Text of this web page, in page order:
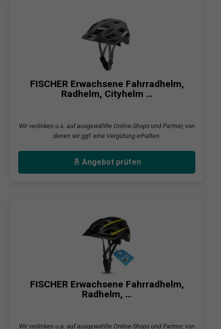
FISCHER Erwachsene Fahrradhelm,
Radhelm, Cityhelm …
Wir verlinken u.a. auf ausgewählte Online-Shops und Partner, von
denen wir ggf. eine Vergütung erhalten.
Angebot prüfen
FISCHER Erwachsene Fahrradhelm,
Radhelm, …
Wir verlinken u.a. auf ausgewählte Online-Shops und Partner, von